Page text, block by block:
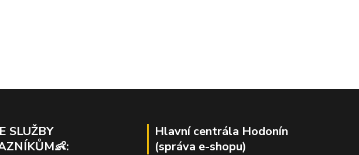
SLUŽBY
Hlavní centrála Hodonín
(správa e-shopu)